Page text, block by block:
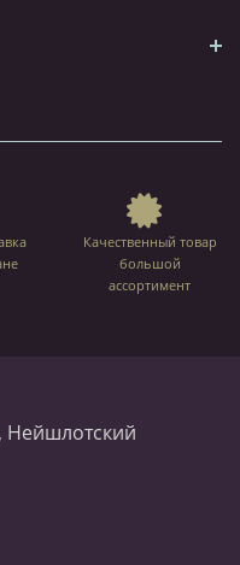
Качественный товар
большой
ассортимент
Нейшлотский